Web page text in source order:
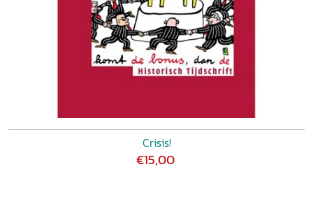
Crisis!
€15,00